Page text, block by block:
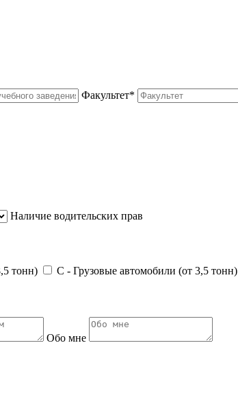
Факультет*
Наличие водительских прав
тонн) С - Грузовые автомобили (от 3,5 тонн)
Обо мне